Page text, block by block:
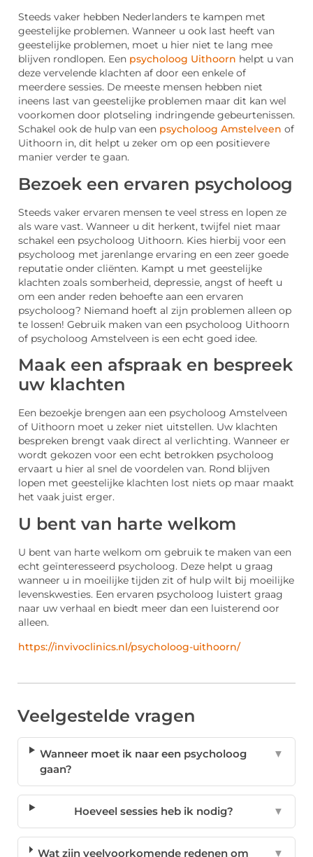
Steeds vaker hebben Nederlanders te kampen met
geestelijke problemen. Wanneer u ook last heeft van
geestelijke problemen, moet u hier niet te lang mee
blijven rondlopen. Een psycholoog Uithoorn helpt u van
deze vervelende klachten af door een enkele of
meerdere sessies. De meeste mensen hebben niet
ineens last van geestelijke problemen maar dit kan wel
voorkomen door plotseling indringende gebeurtenissen.
Schakel ook de hulp van een psycholoog Amstelveen of
Uithoorn in, dit helpt u zeker om op een positievere
manier verder te gaan.
Bezoek een ervaren psycholoog
Steeds vaker ervaren mensen te veel stress en lopen ze
als ware vast. Wanneer u dit herkent, twijfel niet maar
schakel een psycholoog Uithoorn. Kies hierbij voor een
psycholoog met jarenlange ervaring en een zeer goede
reputatie onder cliënten. Kampt u met geestelijke
klachten zoals somberheid, depressie, angst of heeft u
om een ander reden behoefte aan een ervaren
psycholoog? Niemand hoeft al zijn problemen alleen op
te lossen! Gebruik maken van een psycholoog Uithoorn
of psycholoog Amstelveen is een echt goed idee.
Maak een afspraak en bespreek
uw klachten
Een bezoekje brengen aan een psycholoog Amstelveen
of Uithoorn moet u zeker niet uitstellen. Uw klachten
bespreken brengt vaak direct al verlichting. Wanneer er
wordt gekozen voor een echt betrokken psycholoog
ervaart u hier al snel de voordelen van. Rond blijven
lopen met geestelijke klachten lost niets op maar maakt
het vaak juist erger.
U bent van harte welkom
U bent van harte welkom om gebruik te maken van een
echt geïnteresseerd psycholoog. Deze helpt u graag
wanneer u in moeilijke tijden zit of hulp wilt bij moeilijke
levenskwesties. Een ervaren psycholoog luistert graag
naar uw verhaal en biedt meer dan een luisterend oor
alleen.
https://invivoclinics.nl/psycholoog-uithoorn/
Veelgestelde vragen
Wanneer moet ik naar een psycholoog
gaan?
▼
Hoeveel sessies heb ik nodig? ▼
Wat zijn veelvoorkomende redenen om
▼